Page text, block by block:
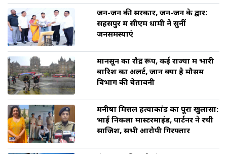
जन-जन की सरकार, जन-जन के द्वार:
सहसपुर में सीएम धामी ने सुनीं
जनसमस्याएं
मानसून का रौद्र रूप, कई राज्यों में भारी
बारिश का अलर्ट, जानें क्या है मौसम
विभाग की चेतावनी
मनीषा मित्तल हत्याकांड का पूरा खुलासा:
भाई निकला मास्टरमाइंड, पार्टनर ने रची
साजिश, सभी आरोपी गिरफ्तार